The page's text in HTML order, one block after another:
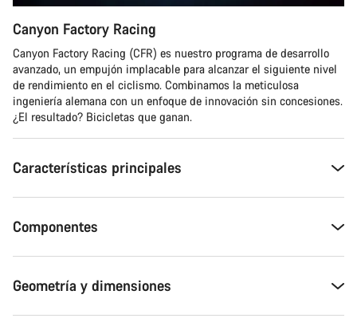
Canyon Factory Racing
Canyon Factory Racing (CFR) es nuestro programa de desarrollo
avanzado, un empujón implacable para alcanzar el siguiente nivel
de rendimiento en el ciclismo. Combinamos la meticulosa
ingeniería alemana con un enfoque de innovación sin concesiones.
¿El resultado? Bicicletas que ganan.
Características principales
Componentes
Geometría y dimensiones